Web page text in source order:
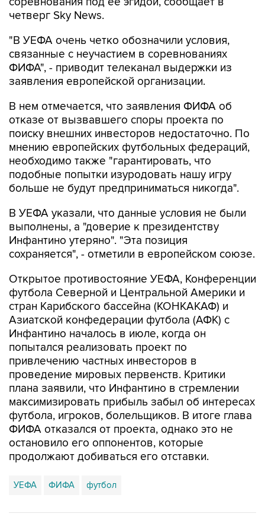
четверг Sky News.
"В УЕФА очень четко обозначили условия,
связанные с неучастием в соревнованиях
ФИФА", - приводит телеканал выдержки из
заявления европейской организации.
В нем отмечается, что заявления ФИФА об
отказе от вызвавшего споры проекта по
поиску внешних инвесторов недостаточно. По
мнению европейских футбольных федераций,
необходимо также "гарантировать, что
подобные попытки изуродовать нашу игру
больше не будут предприниматься никогда".
В УЕФА указали, что данные условия не были
выполнены, а "доверие к президентству
Инфантино утеряно". "Эта позиция
сохраняется", - отметили в европейском союзе.
Открытое противостояние УЕФА, Конференции
футбола Северной и Центральной Америки и
стран Карибского бассейна (КОНКАКАФ) и
Азиатской конфедерации футбола (АФК) с
Инфантино началось в июле, когда он
попытался реализовать проект по
привлечению частных инвесторов в
проведение мировых первенств. Критики
плана заявили, что Инфантино в стремлении
максимизировать прибыль забыл об интересах
футбола, игроков, болельщиков. В итоге глава
ФИФА отказался от проекта, однако это не
остановило его оппонентов, которые
продолжают добиваться его отставки.
УЕФА ФИФА футбол